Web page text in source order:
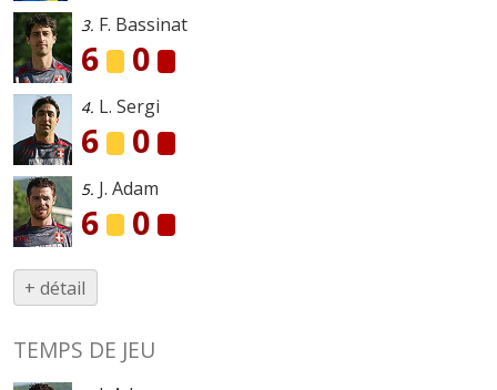
3. F. Bassinat
6 0
4. L. Sergi
6 0
5. J. Adam
6 0
+ détail
TEMPS DE JEU